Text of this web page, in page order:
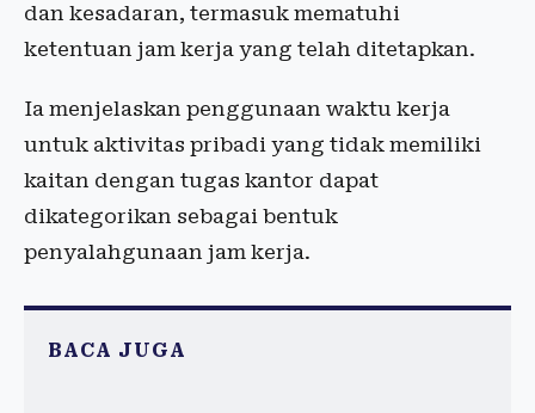
dan kesadaran, termasuk mematuhi
ketentuan jam kerja yang telah ditetapkan.
Ia menjelaskan penggunaan waktu kerja
untuk aktivitas pribadi yang tidak memiliki
kaitan dengan tugas kantor dapat
dikategorikan sebagai bentuk
penyalahgunaan jam kerja.
BACA JUGA